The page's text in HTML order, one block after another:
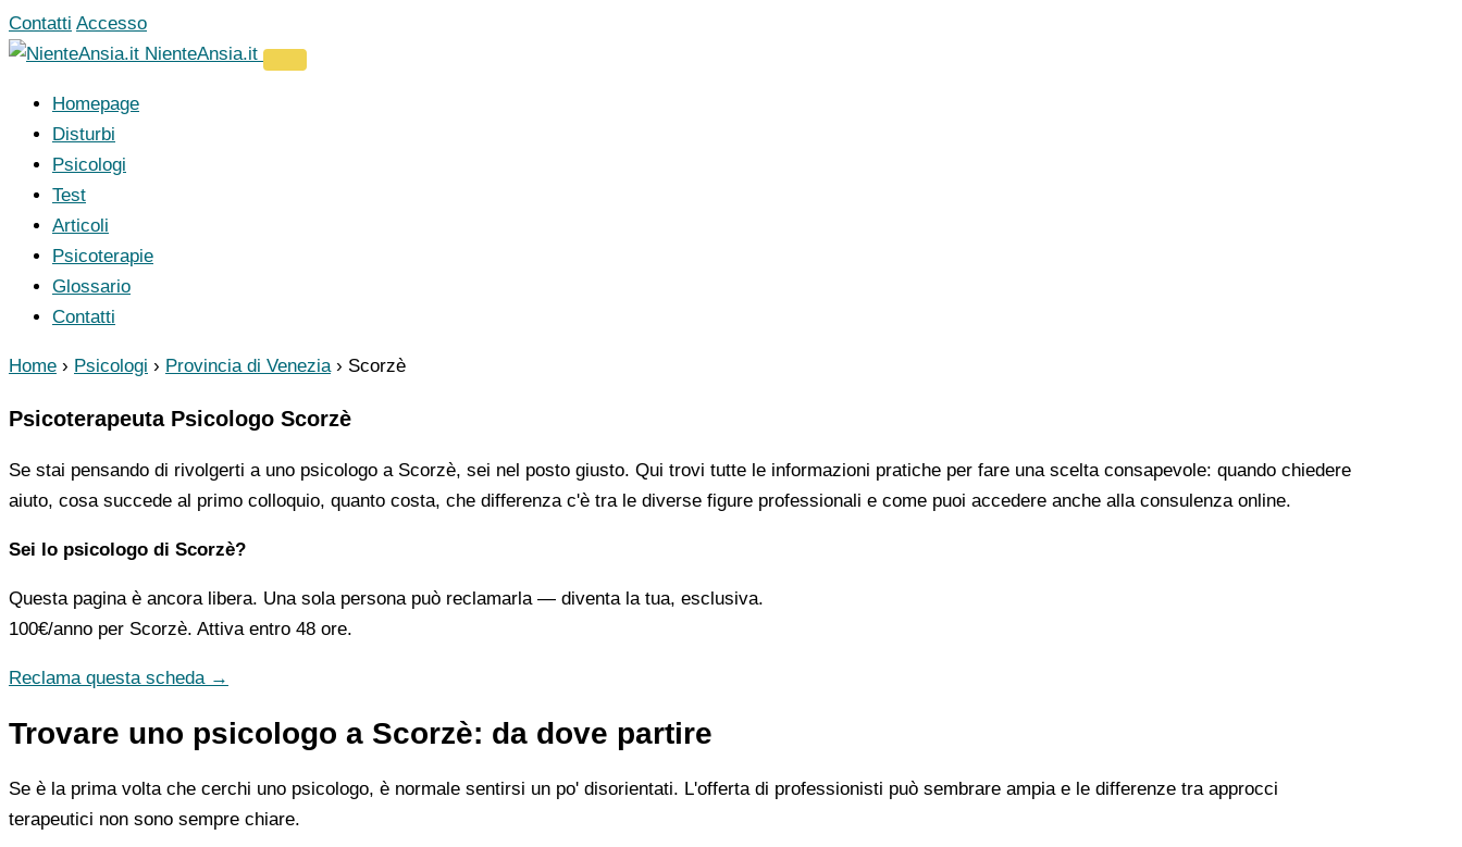
Vai
al
Contatti Accesso
NienteAnsia.it
Homepage
Disturbi
Psicologi
Test
Articoli
Psicoterapie
Glossario
Contatti
Home › Psicologi › Provincia di Venezia › Scorzè
Psicoterapeuta Psicologo Scorzè
Se stai pensando di rivolgerti a uno psicologo a Scorzè, sei nel posto giusto. Qui trovi tutte le informazioni pratiche per fare una scelta consapevole: quando chiedere
aiuto, cosa succede al primo colloquio, quanto costa, che differenza c'è tra le diverse figure professionali e come puoi accedere anche alla consulenza online.
Sei lo psicologo di Scorzè?
Questa pagina è ancora libera. Una sola persona può reclamarla — diventa la tua, esclusiva.
100€/anno per Scorzè. Attiva entro 48 ore.
Reclama questa scheda →
Trovare uno psicologo a Scorzè: da dove partire
Se è la prima volta che cerchi uno psicologo, è normale sentirsi un po' disorientati. L'offerta di professionisti può sembrare ampia e le differenze tra approcci
terapeutici non sono sempre chiare.